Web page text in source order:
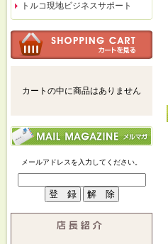
トルコ現地ビジネスサポート
カートの中に商品はありません
メールアドレスを入力してください。